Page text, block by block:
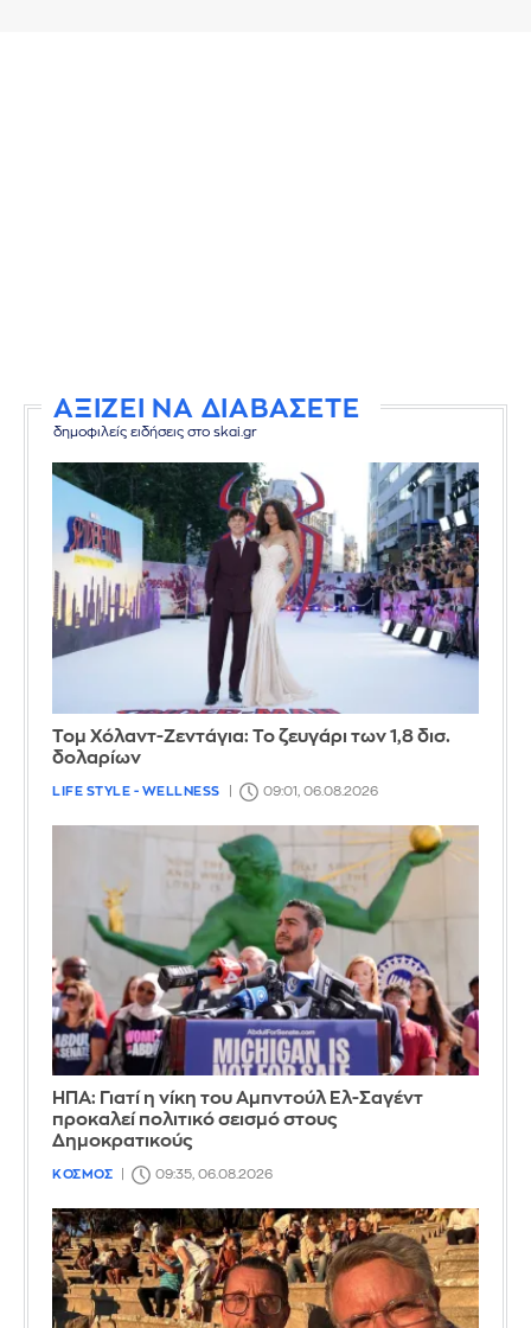
ΑΞΙΖΕΙ ΝΑ ΔΙΑΒΑΣΕΤΕ
δημοφιλείς ειδήσεις στο skai.gr
Τομ Χόλαντ-Ζεντάγια: Το ζευγάρι των 1,8 δισ.
δολαρίων
LIFE STYLE - WELLNESS 09:01, 06.08.2026
ΗΠΑ: Γιατί η νίκη του Αμπντούλ Ελ-Σαγέντ
προκαλεί πολιτικό σεισμό στους
Δημοκρατικούς
ΚΟΣΜΟΣ 09:35, 06.08.2026